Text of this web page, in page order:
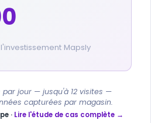
Mapsly
par jour — jusqu'à 12 visites —
capturées par magasin.
· Lire l'étude de cas complète →